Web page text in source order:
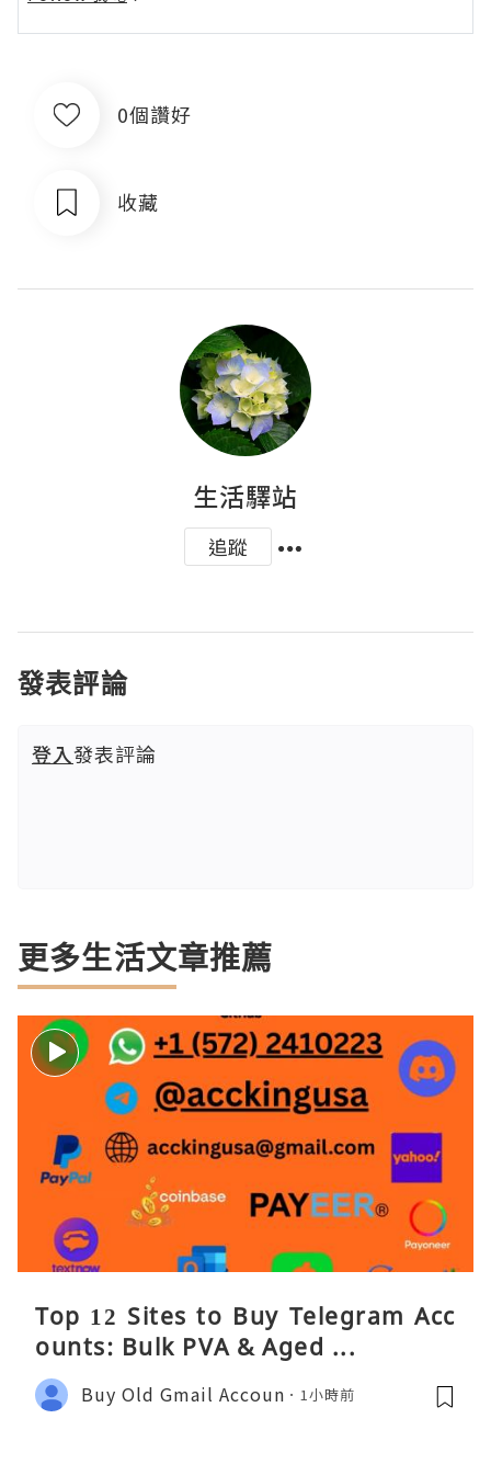
0個讚好
收藏
生活驛站
追蹤
發表評論
登入發表評論
更多生活文章推薦
Top 12 Sites to Buy Telegram Acc
ounts: Bulk PVA & Aged ...
Buy Old Gmail Accoun 1小時前